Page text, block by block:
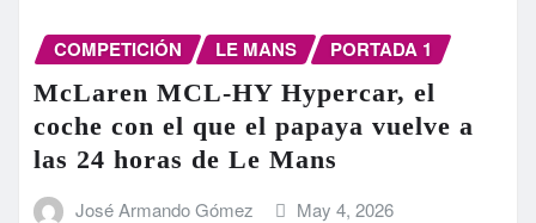
COMPETICIÓN LE MANS PORTADA 1
McLaren MCL-HY Hypercar, el
coche con el que el papaya vuelve a
las 24 horas de Le Mans
José Armando Gómez May 4, 2026